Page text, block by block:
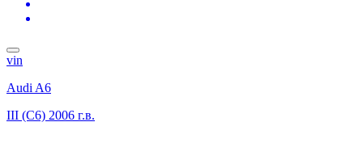
vin
Audi A6
III (C6) 2006 г.в.